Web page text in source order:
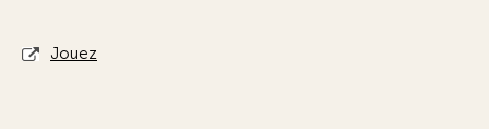
Jouez